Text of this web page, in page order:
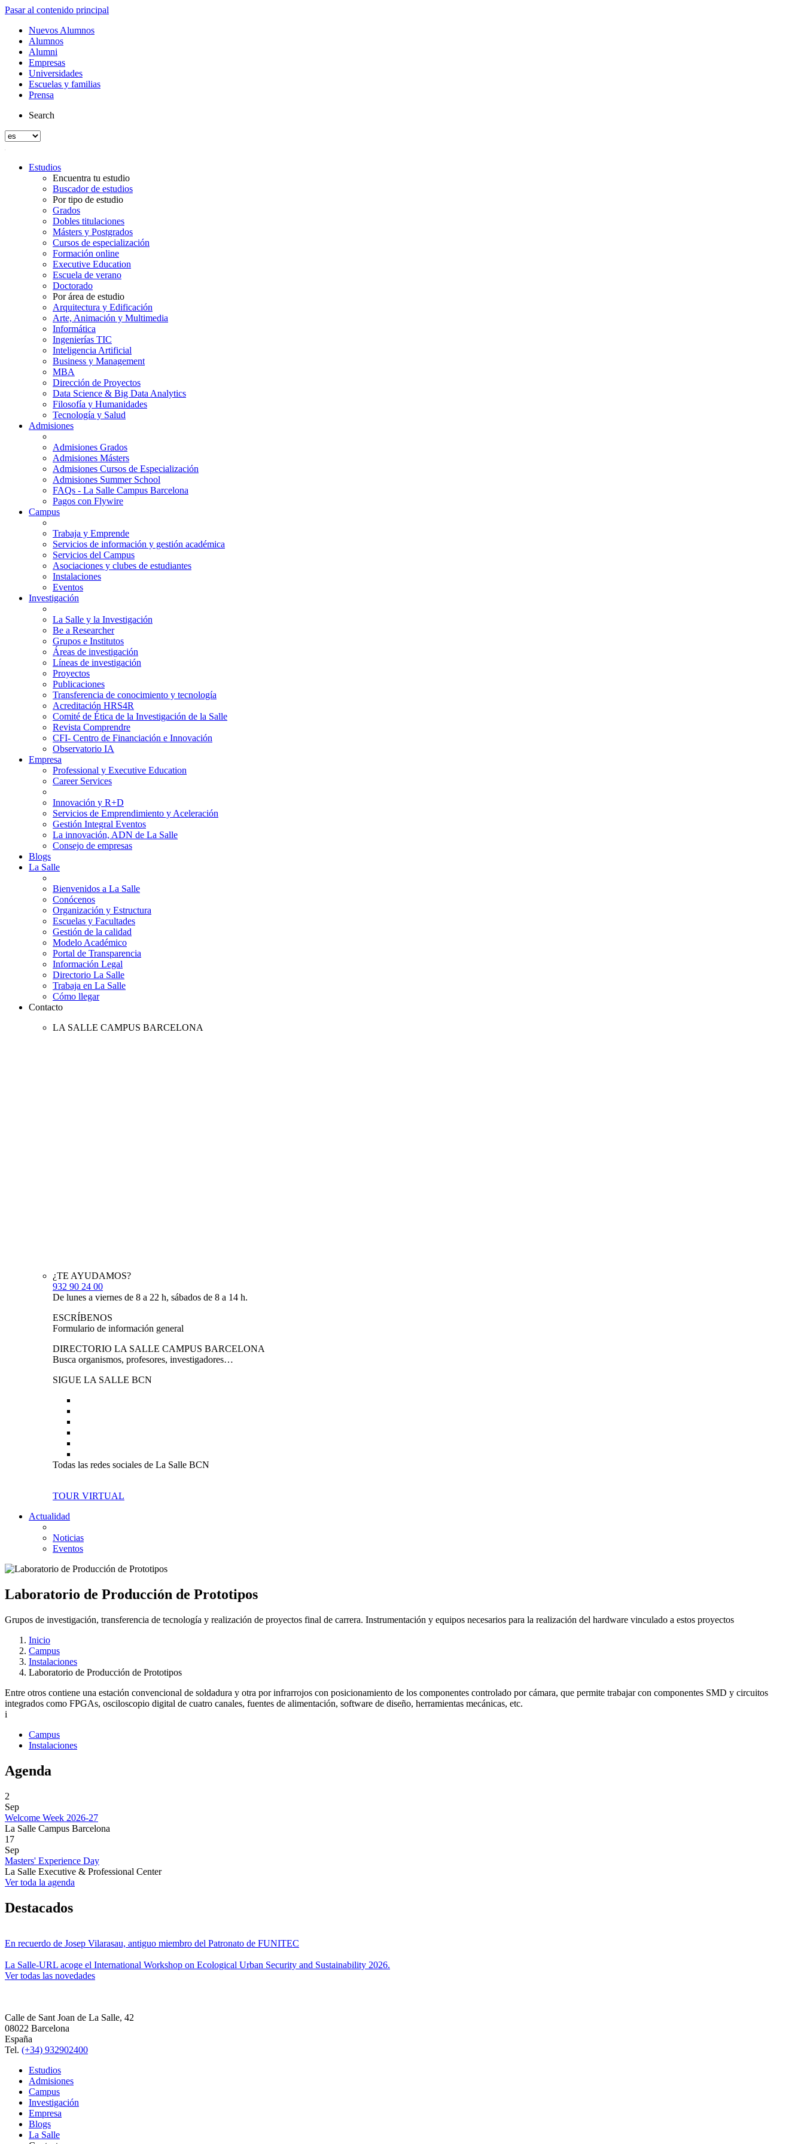
Pasar al contenido principal
Nuevos Alumnos
Alumnos
Alumni
Empresas
Universidades
Escuelas y familias
Prensa
Search
Estudios
Encuentra tu estudio
Buscador de estudios
Por tipo de estudio
Grados
Dobles titulaciones
Másters y Postgrados
Cursos de especialización
Formación online
Executive Education
Escuela de verano
Doctorado
Por área de estudio
Arquitectura y Edificación
Arte, Animación y Multimedia
Informática
Ingenierías TIC
Inteligencia Artificial
Business y Management
MBA
Dirección de Proyectos
Data Science & Big Data Analytics
Filosofía y Humanidades
Tecnología y Salud
Admisiones
Admisiones Grados
Admisiones Másters
Admisiones Cursos de Especialización
Admisiones Summer School
FAQs - La Salle Campus Barcelona
Pagos con Flywire
Campus
Trabaja y Emprende
Servicios de información y gestión académica
Servicios del Campus
Asociaciones y clubes de estudiantes
Instalaciones
Eventos
Investigación
La Salle y la Investigación
Be a Researcher
Grupos e Institutos
Áreas de investigación
Líneas de investigación
Proyectos
Publicaciones
Transferencia de conocimiento y tecnología
Acreditación HRS4R
Comité de Ética de la Investigación de la Salle
Revista Comprendre
CFI- Centro de Financiación e Innovación
Observatorio IA
Empresa
Professional y Executive Education
Career Services
Innovación y R+D
Servicios de Emprendimiento y Aceleración
Gestión Integral Eventos
La innovación, ADN de La Salle
Consejo de empresas
Blogs
La Salle
Bienvenidos a La Salle
Conócenos
Organización y Estructura
Escuelas y Facultades
Gestión de la calidad
Modelo Académico
Portal de Transparencia
Información Legal
Directorio La Salle
Trabaja en La Salle
Cómo llegar
Contacto
LA SALLE CAMPUS BARCELONA
¿TE AYUDAMOS?
932 90 24 00
De lunes a viernes de 8 a 22 h, sábados de 8 a 14 h.
ESCRÍBENOS
Formulario de información general
DIRECTORIO LA SALLE CAMPUS BARCELONA
Busca organismos, profesores, investigadores…
SIGUE LA SALLE BCN
Todas las redes sociales de La Salle BCN
TOUR VIRTUAL
Actualidad
Noticias
Eventos
Laboratorio de Producción de Prototipos
Grupos de investigación, transferencia de tecnología y realización de proyectos final de carrera. Instrumentación y equipos necesarios para la realización del hardware vinculado a estos proyectos
Inicio
Campus
Instalaciones
Laboratorio de Producción de Prototipos
Entre otros contiene una estación convencional de soldadura y otra por infrarrojos con posicionamiento de los componentes controlado por cámara, que permite trabajar con componentes SMD y circuitos
integrados como FPGAs, osciloscopio digital de cuatro canales, fuentes de alimentación, software de diseño, herramientas mecánicas, etc.
i
Campus
Instalaciones
Agenda
2
Sep
Welcome Week 2026-27
La Salle Campus Barcelona
17
Sep
Masters' Experience Day
La Salle Executive & Professional Center
Ver toda la agenda
Destacados
En recuerdo de Josep Vilarasau, antiguo miembro del Patronato de FUNITEC
La Salle-URL acoge el International Workshop on Ecological Urban Security and Sustainability 2026.
Ver todas las novedades
Calle de Sant Joan de La Salle, 42
08022 Barcelona
España
Tel. (+34) 932902400
Estudios
Admisiones
Campus
Investigación
Empresa
Blogs
La Salle